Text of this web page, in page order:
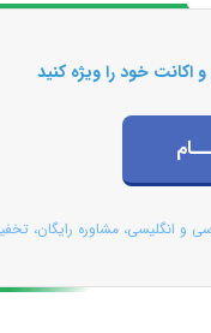
اکانت خود را ویژه کنید
و انگلیسی، مشاوره رایگان،